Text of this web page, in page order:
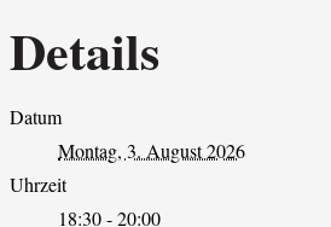
Details
Datum
Montag, 3. August 2026
Uhrzeit
18:30 - 20:00